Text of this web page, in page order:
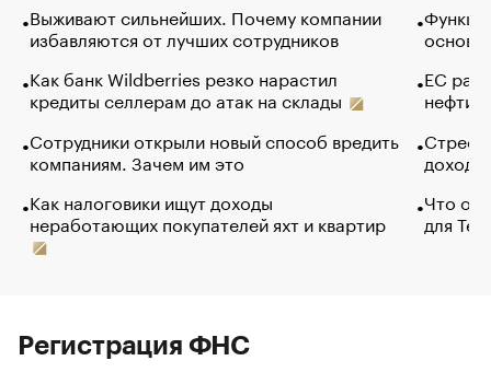
Выживают сильнейших. Почему компании
избавляются от лучших сотрудников
Как банк Wildberries резко нарастил
кредиты селлерам до атак на склады
Сотрудники открыли новый способ вредить
компаниям. Зачем им это
Как налоговики ищут доходы
неработающих покупателей яхт и квартир
основ
ЕС
нефти
Что
для
Регистрация ФНС